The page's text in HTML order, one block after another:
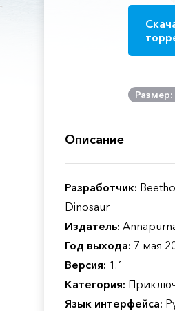
Размер:
Описание
Разработчик:
Dinosaur
Издатель:
Год выхода: 7 мая
Версия: 1.1
Категория:
Язык интерфейса: